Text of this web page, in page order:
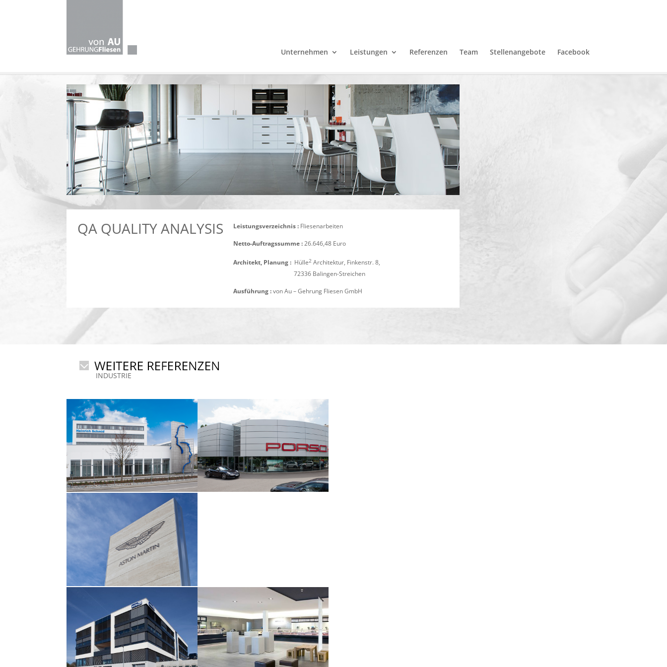
Unternehmen Leistungen Referenzen Team Stellenangebote Facebook
QA QUALITY ANALYSIS Leistungsverzeichnis : Fliesenarbeiten
Netto-Auftragssumme :26.646,48 Euro
Architekt, Planung : Hülle2 Architektur, Finkenstr. 8,
72336 Balingen-Streichen
Ausführung :von Au – Gehrung Fliesen GmbH
INDUSTRIE